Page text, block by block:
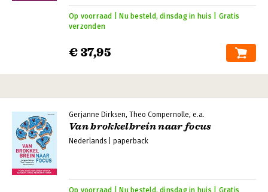
Op voorraad | Nu besteld, dinsdag in huis | Gratis
verzonden
€ 37,95
Gerjanne Dirksen, Theo Compernolle, e.a.
Van brokkelbrein naar focus
Nederlands | paperback
Op voorraad | Nu besteld, dinsdag in huis | Gratis